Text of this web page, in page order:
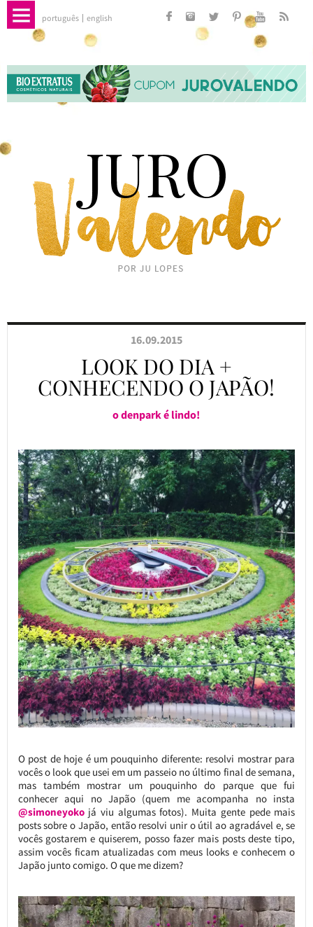
português english
16.09.2015
LOOK DO DIA +
CONHECENDO O JAPÃO!
o denpark é lindo!
O post de hoje é um pouquinho diferente: resolvi mostrar para
vocês o look que usei em um passeio no último final de semana,
mas também mostrar um pouquinho do parque que fui
conhecer aqui no Japão (quem me acompanha no insta
@simoneyokojá viu algumas fotos). Muita gente pede mais
posts sobre o Japão, então resolvi unir o útil ao agradável e, se
vocês gostarem e quiserem, posso fazer mais posts deste tipo,
assim vocês ficam atualizadas com meus looks e conhecem o
Japão junto comigo. O que me dizem?